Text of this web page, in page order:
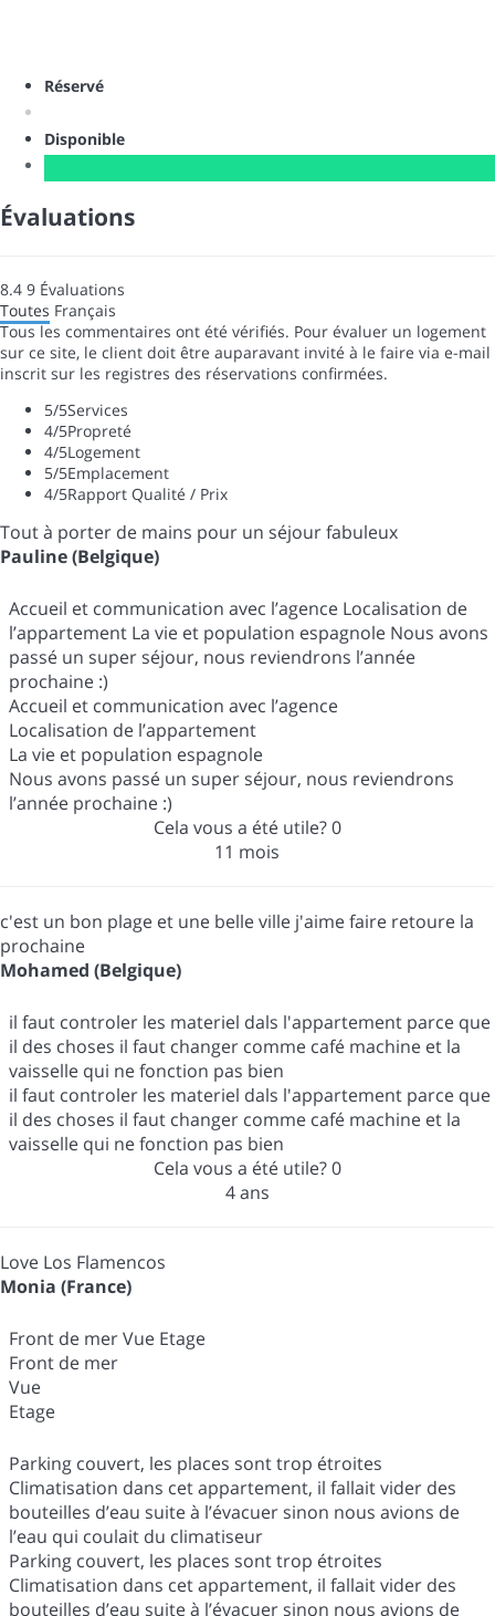
Réservé
Disponible
Évaluations
8.4 9 Évaluations
Toutes Français
Tous les commentaires ont été vérifiés. Pour évaluer un logement
sur ce site, le client doit être auparavant invité à le faire via e-mail
inscrit sur les registres des réservations confirmées.
5/5Services
4/5Propreté
4/5Logement
5/5Emplacement
4/5Rapport Qualité / Prix
Tout à porter de mains pour un séjour fabuleux
Pauline (Belgique)
Accueil et communication avec l’agence Localisation de
l’appartement La vie et population espagnole Nous avons
passé un super séjour, nous reviendrons l’année
prochaine :)
Accueil et communication avec l’agence
Localisation de l’appartement
La vie et population espagnole
Nous avons passé un super séjour, nous reviendrons
l’année prochaine :)
Cela vous a été utile?0
11 mois
c'est un bon plage et une belle ville j'aime faire retoure la
prochaine
Mohamed (Belgique)
il faut controler les materiel dals l'appartement parce que
il des choses il faut changer comme café machine et la
vaisselle qui ne fonction pas bien
il faut controler les materiel dals l'appartement parce que
il des choses il faut changer comme café machine et la
vaisselle qui ne fonction pas bien
Cela vous a été utile?0
4 ans
Love Los Flamencos
Monia (France)
Front de mer Vue Etage
Front de mer
Vue
Etage
Parking couvert, les places sont trop étroites
Climatisation dans cet appartement, il fallait vider des
bouteilles d’eau suite à l’évacuer sinon nous avions de
l’eau qui coulait du climatiseur
Parking couvert, les places sont trop étroites
Climatisation dans cet appartement, il fallait vider des
bouteilles d’eau suite à l’évacuer sinon nous avions de